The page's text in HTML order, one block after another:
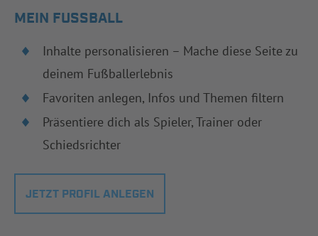
MEIN FUSSBALL
Inhalte personalisieren – Mache diese Seite zu
deinem Fußballerlebnis
Favoriten anlegen, Infos und Themen filtern
Präsentiere dich als Spieler, Trainer oder
Schiedsrichter
JETZT PROFIL ANLEGEN